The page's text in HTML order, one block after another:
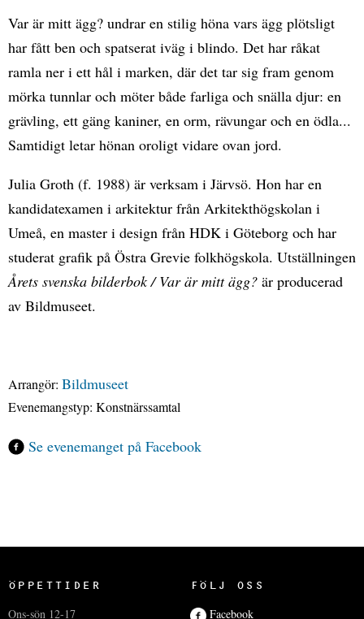
Var är mitt ägg? undrar en stilig höna vars ägg plötsligt
har fått ben och spatserat iväg i blindo. Det har råkat
ramla ner i ett hål i marken, där det tar sig fram genom
mörka tunnlar och möter både farliga och snälla djur: en
grävling, ett gäng kaniner, en orm, rävungar och en ödla...
Samtidigt letar hönan oroligt vidare ovan jord.
Julia Groth (f. 1988) är verksam i Järvsö. Hon har en
kandidatexamen i arkitektur från Arkitekthögskolan i
Umeå, en master i design från HDK i Göteborg och har
studerat grafik på Östra Grevie folkhögskola. Utställningen
Årets svenska bilderbok / Var är mitt ägg? är producerad
av Bildmuseet.
Arrangör: Bildmuseet
Evenemangstyp: Konstnärssamtal
Se evenemanget på Facebook
ÖPPETTIDER
Ons-sön 12-17
FÖLJ OSS
Facebook